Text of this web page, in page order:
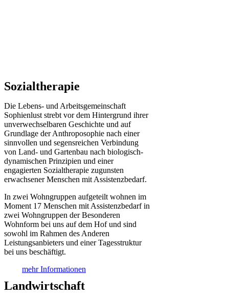
Sozialtherapie
Die Lebens- und Arbeitsgemeinschaft
Sophienlust strebt vor dem Hintergrund ihrer
unverwechselbaren Geschichte und auf
Grundlage der Anthroposophie nach einer
sinnvollen und segensreichen Verbindung
von Land- und Gartenbau nach biologisch-
dynamischen Prinzipien und einer
engagierten Sozialtherapie zugunsten
erwachsener Menschen mit Assistenzbedarf.
In zwei Wohngruppen aufgeteilt wohnen im
Moment 17 Menschen mit Assistenzbedarf in
zwei Wohngruppen der Besonderen
Wohnform bei uns auf dem Hof und sind
sowohl im Rahmen des Anderen
Leistungsanbieters und einer Tagesstruktur
bei uns beschäftigt.
mehr Informationen
Landwirtschaft